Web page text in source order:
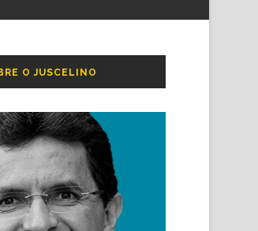
O JUSCELINO